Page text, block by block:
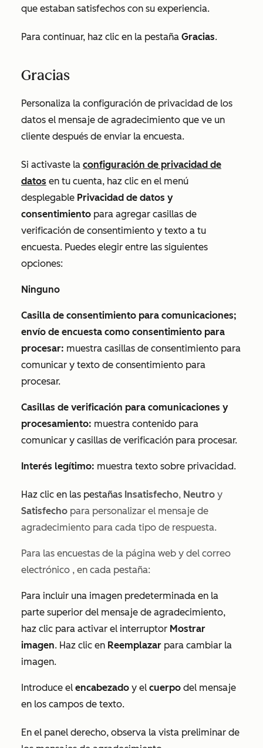
que estaban satisfechos con su experiencia.
Para continuar, haz clic en la pestaña Gracias.
Gracias
Personaliza la configuración de privacidad de los
datos el mensaje de agradecimiento que ve un
cliente después de enviar la encuesta.
Si activaste la configuración de privacidad de
datos en tu cuenta, haz clic en el menú
desplegable Privacidad de datos y
consentimiento para agregar casillas de
verificación de consentimiento y texto a tu
encuesta. Puedes elegir entre las siguientes
opciones:
Ninguno
Casilla de consentimiento para comunicaciones;
envío de encuesta como consentimiento para
procesar: muestra casillas de consentimiento para
comunicar y texto de consentimiento para
procesar.
Casillas de verificación para comunicaciones y
procesamiento: muestra contenido para
comunicar y casillas de verificación para procesar.
Interés legítimo: muestra texto sobre privacidad.
Haz clic en las pestañas Insatisfecho, Neutro y
Satisfecho para personalizar el mensaje de
agradecimiento para cada tipo de respuesta.
Para las encuestas de la página web y del correo
electrónico , en cada pestaña:
Para incluir una imagen predeterminada en la
parte superior del mensaje de agradecimiento,
haz clic para activar el interruptor Mostrar
imagen. Haz clic en Reemplazar para cambiar la
imagen.
Introduce el encabezado y el cuerpo del mensaje
en los campos de texto.
En el panel derecho, observa la vista preliminar de